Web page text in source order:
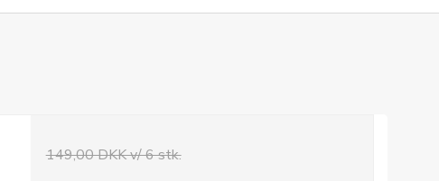
149,00 DKK v/ 6 stk.